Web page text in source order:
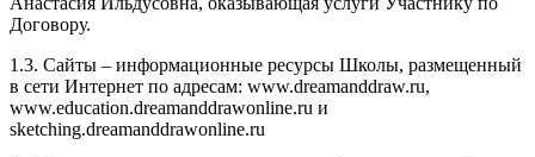
Договору.
1.3. Сайты – информационные ресурсы Школы, размещенный
в сети Интернет по адресам: www.dreamanddraw.ru,
www.education.dreamanddrawonline.ru и
sketching.dreamanddrawonline.ru